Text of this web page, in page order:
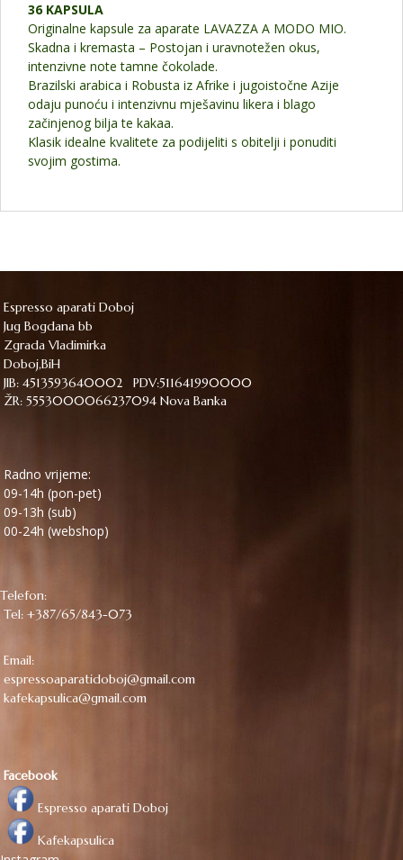
36 KAPSULA
Originalne kapsule za aparate LAVAZZA A MODO MIO.
Skadna i kremasta – Postojan i uravnotežen okus,
intenzivne note tamne čokolade.
Brazilski arabica i Robusta iz Afrike i jugoistočne Azije
odaju punoću i intenzivnu mješavinu likera i blago
začinjenog bilja te kakaa.
Klasik idealne kvalitete za podijeliti s obitelji i ponuditi
svojim gostima.
Espresso aparati Doboj
Jug Bogdana bb
Zgrada Vladimirka
Doboj,BiH
JIB: 4513593640002 PDV:511641990000
ŽR: 5553000066237094 Nova Banka
Radno vrijeme:
09-14h (pon-pet)
09-13h (sub)
00-24h (webshop)
Telefon:
Tel: +387/65/843-073
Email:
espressoaparatidoboj@gmail.com
kafekapsulica@gmail.com
Facebook
Espresso aparati Doboj
Kafekapsulica